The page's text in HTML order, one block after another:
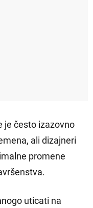
je često izazovno
ali dizajneri
promene
uticati na